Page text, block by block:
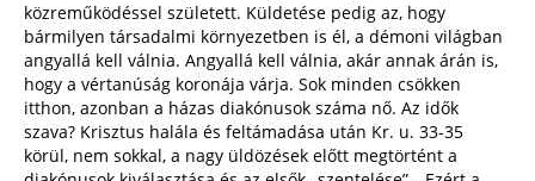
közreműködéssel született. Küldetése pedig az, hogy
bármilyen társadalmi környezetben is él, a démoni világban
angyallá kell válnia. Angyallá kell válnia, akár annak árán is,
hogy a vértanúság koronája várja. Sok minden csökken
itthon, azonban a házas diakónusok száma nő. Az idők
szava? Krisztus halála és feltámadása után Kr. u. 33-35
körül, nem sokkal, a nagy üldözések előtt megtörtént a